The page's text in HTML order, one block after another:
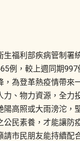
生福利部疾病管制署
例，較上週同期
，為登革熱疫情帶來
力、物力資源，全力
陽高照或大雨滂沱，
公民素養，才能讓防
請市民朋友能持續配